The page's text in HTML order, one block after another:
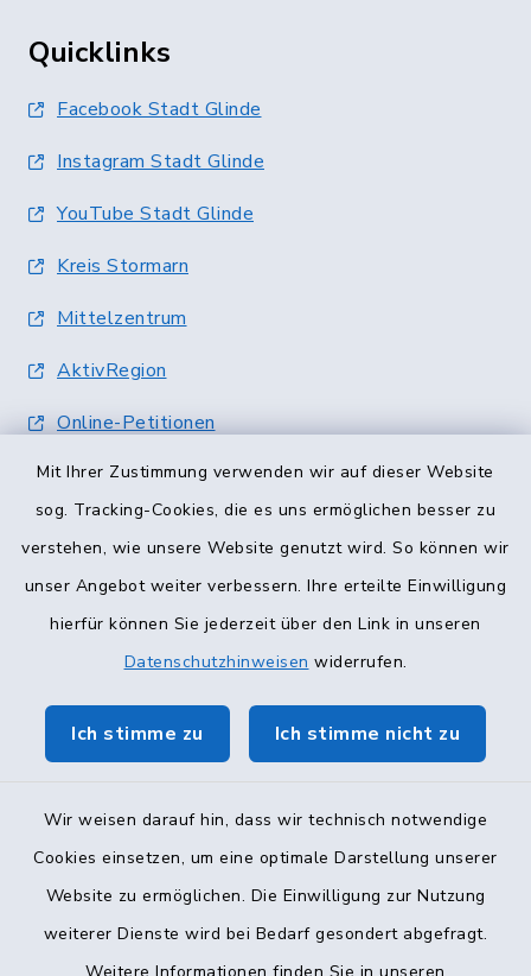
Mit Ihrer Zustimmung verwenden wir auf dieser Website
sog. Tracking-Cookies, die es uns ermöglichen besser zu
verstehen, wie unsere Website genutzt wird. So können wir
unser Angebot weiter verbessern. Ihre erteilte Einwilligung
hierfür können Sie jederzeit über den Link in unseren
Datenschutzhinweisen widerrufen.
Ich stimme zu Ich stimme nicht zu
Wir weisen darauf hin, dass wir technisch notwendige
Cookies einsetzen, um eine optimale Darstellung unserer
Website zu ermöglichen. Die Einwilligung zur Nutzung
weiterer Dienste wird bei Bedarf gesondert abgefragt.
Quicklinks
Facebook Stadt Glinde
Instagram Stadt Glinde
YouTube Stadt Glinde
Kreis Stormarn
Mittelzentrum
AktivRegion
Online-Petitionen
Terminvergabe